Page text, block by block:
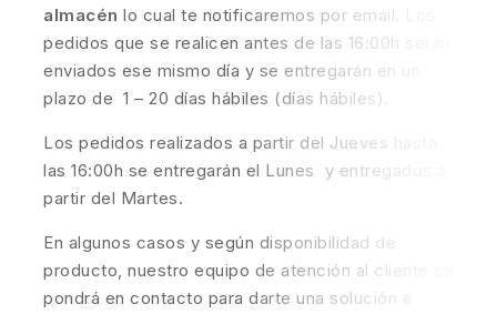
almacén lo cual te notificaremos por email. Los
pedidos que se realicen antes de las 16:00h serán
enviados ese mismo día y se entregarán en un
plazo de 1 – 20 días hábiles (días hábiles).
Los pedidos realizados a partir del Jueves hasta
las 16:00h se entregarán el Lunes y entregados a
partir del Martes.
En algunos casos y según disponibilidad de
producto, nuestro equipo de atención al cliente se
pondrá en contacto para darte una solución e